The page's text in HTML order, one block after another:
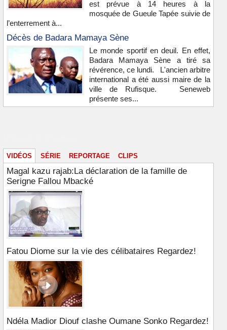
est prévue à 14 heures à la
mosquée de Gueule Tapée suivie de
l’enterrement à...
Décès de Badara Mamaya Sène
Le monde sportif en deuil. En effet,
Badara Mamaya Sène a tiré sa
révérence, ce lundi. L'ancien arbitre
international a été aussi maire de la
ville de Rufisque. Seneweb
présente ses...
VIDÉOS SÉRIE REPORTAGE CLIPS
Magal kazu rajab:La déclaration de la famille de
Serigne Fallou Mbacké
Fatou Diome sur la vie des célibataires Regardez!
Ndéla Madior Diouf clashe Oumane Sonko Regardez!